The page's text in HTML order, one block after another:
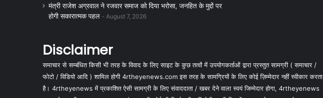
मंत्री राजेश अग्रवाल ने रजवार समाज को दिया भरोसा, जनहित के मुद्दों पर
होगी सकारात्मक पहल
August 7, 2026
Disclaimer
समाचार से सम्बंधित किसी भी तरह के विवाद के लिए साइट के कुछ तत्वों में उपयोगकर्ताओं द्वारा प्रस्तुत सामग्री ( समाचार /
फोटो / विडियो आदि ) शामिल होगी 4rtheyenews.com इस तरह के सामग्रियों के लिए कोई ज़िम्मेदार नहीं स्वीकार करता
है। 4rtheyenews में प्रकाशित ऐसी सामग्री के लिए संवाददाता / खबर देने वाला स्वयं जिम्मेदार होगा, 4rtheyenews